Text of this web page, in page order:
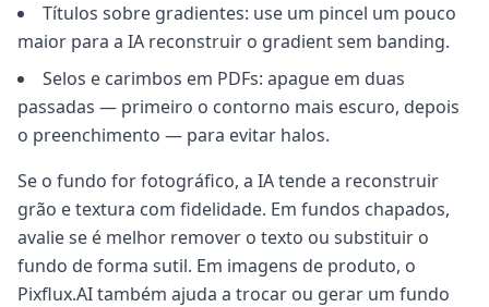
Títulos sobre gradientes: use um pincel um pouco
maior para a IA reconstruir o gradient sem banding.
Selos e carimbos em PDFs: apague em duas
passadas — primeiro o contorno mais escuro, depois
o preenchimento — para evitar halos.
Se o fundo for fotográfico, a IA tende a reconstruir
grão e textura com fidelidade. Em fundos chapados,
avalie se é melhor remover o texto ou substituir o
fundo de forma sutil. Em imagens de produto, o
Pixflux.AI também ajuda a trocar ou gerar um fundo